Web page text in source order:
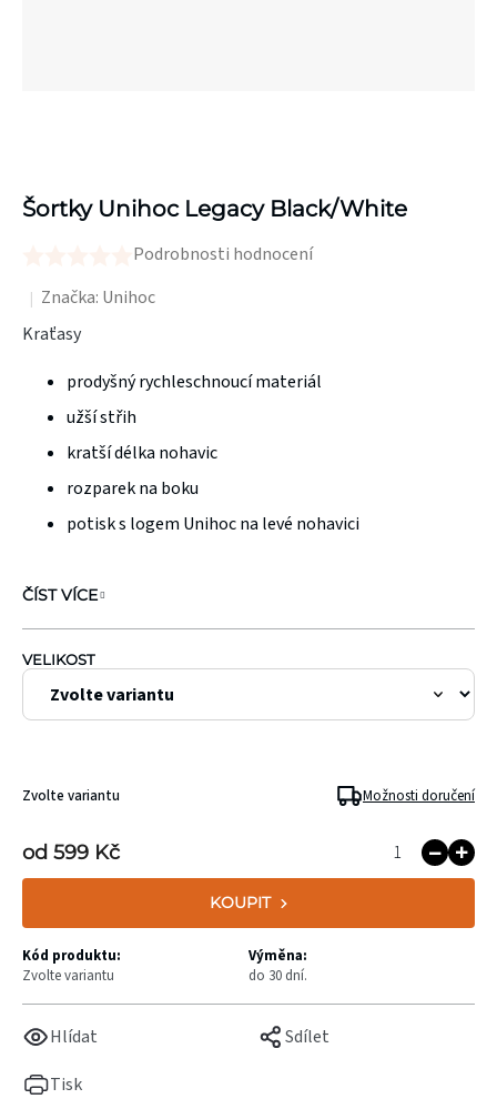
Šortky Unihoc Legacy Black/White
hodnocení
produktu
Podrobnosti hodnocení
Značka: Unihoc
VELIKOST
Kraťasy
prodyšný rychleschnoucí materiál
užší střih
kratší délka nohavic
rozparek na boku
potisk s logem Unihoc na levé nohavici
ČÍST VÍCE
Tisk
Hlídat Sdílet
od 599 Kč
KOUPIT
Zvolte variantu Možnosti doručení
Kód produktu:
Zvolte variantu
Výměna:
do 30 dní.